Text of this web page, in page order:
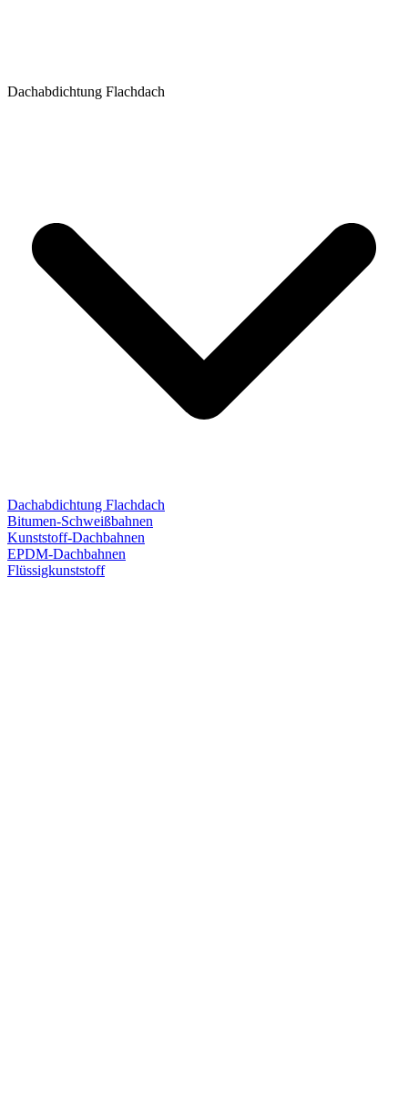
Dachabdichtung Flachdach
Dachabdichtung Flachdach
Bitumen-Schweißbahnen
Kunststoff-Dachbahnen
EPDM-Dachbahnen
Flüssigkunststoff